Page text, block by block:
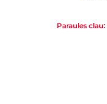
Paraules clau: